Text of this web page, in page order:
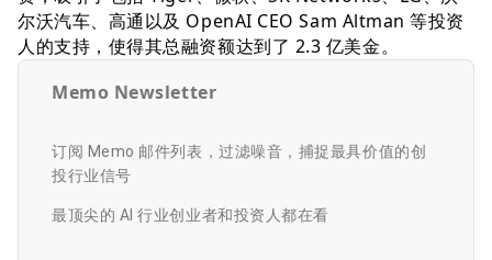
尔沃汽车、高通以及 OpenAI CEO Sam Altman 等投资
人的支持，使得其总融资额达到了 2.3 亿美金。
Memo Newsletter
订阅 Memo 邮件列表，过滤噪音，捕捉最具价值的创
投行业信号
最顶尖的 AI 行业创业者和投资人都在看